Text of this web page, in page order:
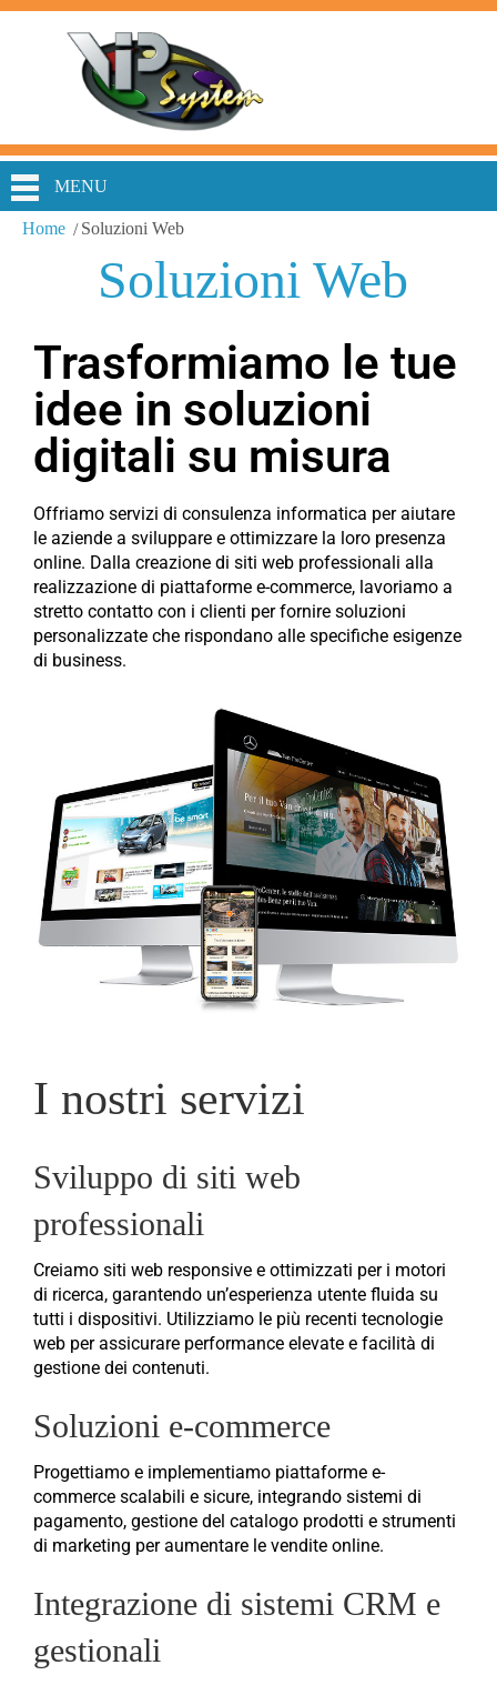
MENU
Home Soluzioni Web
Soluzioni Web
Trasformiamo le tue
idee in soluzioni
digitali su misura
Offriamo servizi di consulenza informatica per aiutare
le aziende a sviluppare e ottimizzare la loro presenza
online. Dalla creazione di siti web professionali alla
realizzazione di piattaforme e-commerce, lavoriamo a
stretto contatto con i clienti per fornire soluzioni
personalizzate che rispondano alle specifiche esigenze
di business.
I nostri servizi
Sviluppo di siti web
professionali
Creiamo siti web responsive e ottimizzati per i motori
di ricerca, garantendo un’esperienza utente fluida su
tutti i dispositivi. Utilizziamo le più recenti tecnologie
web per assicurare performance elevate e facilità di
gestione dei contenuti.
Soluzioni e-commerce
Progettiamo e implementiamo piattaforme e-
commerce scalabili e sicure, integrando sistemi di
pagamento, gestione del catalogo prodotti e strumenti
di marketing per aumentare le vendite online.
Integrazione di sistemi CRM e
gestionali